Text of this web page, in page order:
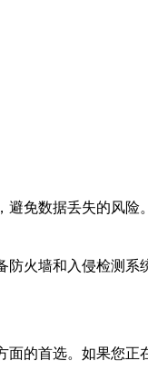
免数据丢失的风险。
火墙和入侵检测系
的首选。如果您正